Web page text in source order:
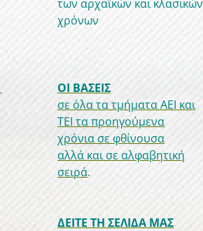
των αρχαϊκών και κλασικών
χρόνων
ΟΙ ΒΑΣΕΙΣ
σε όλα τα τμήματα ΑΕΙ και
ΤΕΙ τα προηγούμενα
χρόνια σε φθίνουσα
αλλά και σε αλφαβητική
σειρά.
ΔΕΙΤΕ ΤΗ ΣΕΛΙΔΑ ΜΑΣ